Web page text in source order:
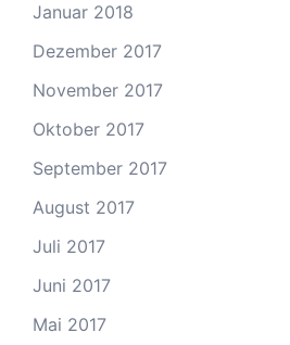
Januar 2018
Dezember 2017
November 2017
Oktober 2017
September 2017
August 2017
Juli 2017
Juni 2017
Mai 2017